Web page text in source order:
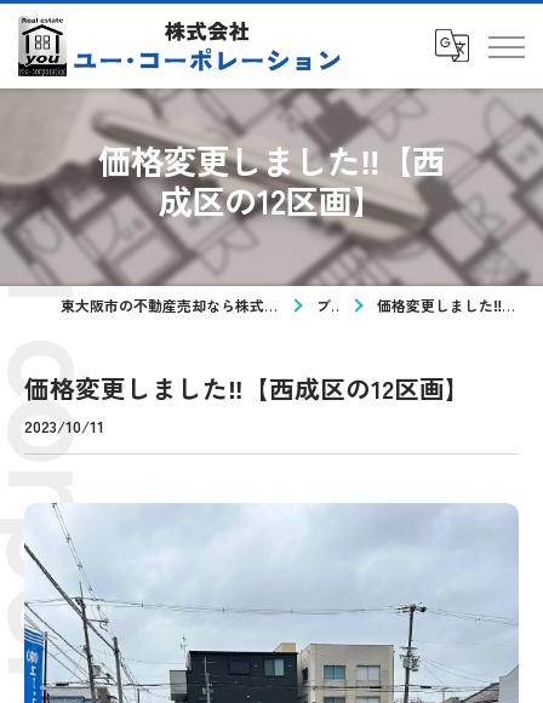
価格変更しました‼【西
成区の12区画】
東大阪市の不動産売却なら株式会社ユー・コーポレーション ブログ 価格変更しました‼【西成区の12区画】
価格変更しました‼【西成区の12区画】
2023/10/11